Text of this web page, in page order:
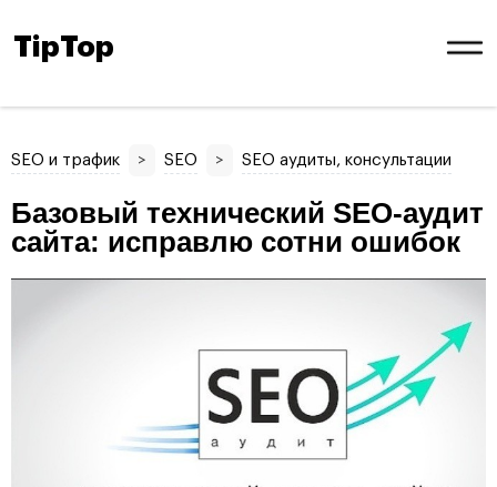
TipTop
SEO и трафик > SEO > SEO аудиты, консультации
Базовый технический SEO-аудит
сайта: исправлю сотни ошибок